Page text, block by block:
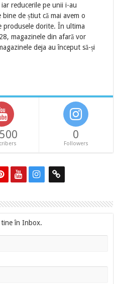
reducerile pe unii i-au
de știut că mai avem o
produsele dorite. În ultima
magazinele din afară vor
deja au început să-și
0
Followers
în Inbox.